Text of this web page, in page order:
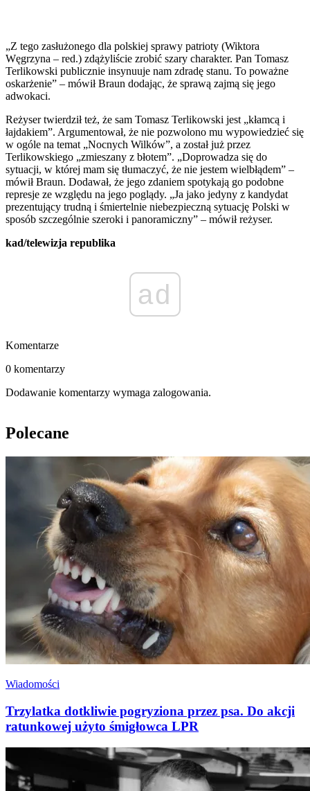
„Z tego zasłużonego dla polskiej sprawy patrioty (Wiktora
Węgrzyna – red.) zdążyliście zrobić szary charakter. Pan Tomasz
Terlikowski publicznie insynuuje nam zdradę stanu. To poważne
oskarżenie” – mówił Braun dodając, że sprawą zajmą się jego
adwokaci.
Reżyser twierdził też, że sam Tomasz Terlikowski jest „kłamcą i
łajdakiem”. Argumentował, że nie pozwolono mu wypowiedzieć się
w ogóle na temat „Nocnych Wilków”, a został już przez
Terlikowskiego „zmieszany z błotem”. „Doprowadza się do
sytuacji, w której mam się tłumaczyć, że nie jestem wielbłądem” –
mówił Braun. Dodawał, że jego zdaniem spotykają go podobne
represje ze względu na jego poglądy. „Ja jako jedyny z kandydat
prezentujący trudną i śmiertelnie niebezpieczną sytuację Polski w
sposób szczególnie szeroki i panoramiczny” – mówił reżyser.
kad/telewizja republika
ad
Komentarze
0 komentarzy
Dodawanie komentarzy wymaga zalogowania.
Polecane
Wiadomości
Trzylatka dotkliwie pogryziona przez psa. Do akcji
ratunkowej użyto śmigłowca LPR